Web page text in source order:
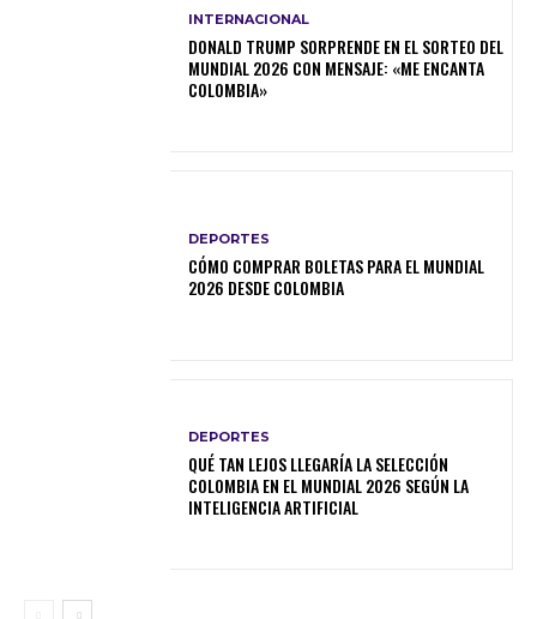
INTERNACIONAL
DONALD TRUMP SORPRENDE EN EL SORTEO DEL
MUNDIAL 2026 CON MENSAJE: «ME ENCANTA
COLOMBIA»
DEPORTES
CÓMO COMPRAR BOLETAS PARA EL MUNDIAL
2026 DESDE COLOMBIA
DEPORTES
QUÉ TAN LEJOS LLEGARÍA LA SELECCIÓN
COLOMBIA EN EL MUNDIAL 2026 SEGÚN LA
INTELIGENCIA ARTIFICIAL